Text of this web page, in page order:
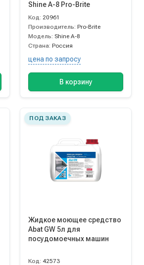
Shine А-8 Pro-Brite
Код: 20961
Производитель:Pro-Brite
Модель: Shine А-8
Страна:Россия
цена по запросу
В корзину
ПОД ЗАКАЗ
Жидкое моющее средство
Abat GW 5л для
посудомоечных машин
Код: 42573